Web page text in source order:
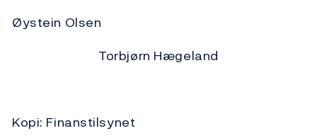
Øystein Olsen
Torbjørn Hægeland
Kopi: Finanstilsynet